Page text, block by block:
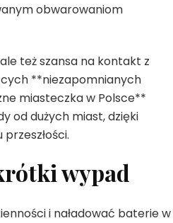
obwarowaniom
też szansa na kontakt z
**niezapomnianych
miasteczka w Polsce**
od dużych miast, dzięki
wypad
i naładować baterie w